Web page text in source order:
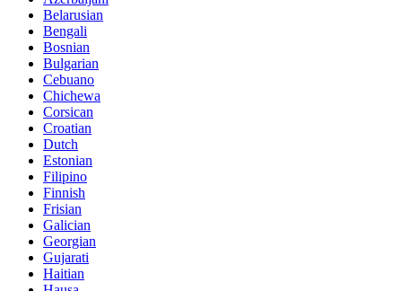
Belarusian
Bengali
Bosnian
Bulgarian
Cebuano
Chichewa
Corsican
Croatian
Dutch
Estonian
Filipino
Finnish
Frisian
Galician
Georgian
Gujarati
Haitian